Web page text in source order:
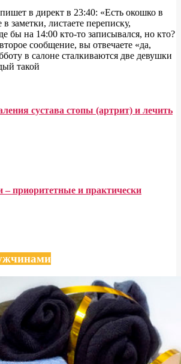
в директ в 23:40: «Есть окошко в
заметки, листаете переписку,
бы на 14:00 кто-то записывался, но кто?
сообщение, вы отвечаете «да,
в салоне сталкиваются две девушки
такой
сустава стопы (артрит) и лечить
– приоритетные и практически